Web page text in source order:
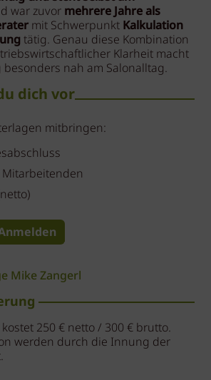
war zuvor mehrere Jahre als
mit Schwerpunkt Kalkulation
tätig. Genau diese Kombination
Klarheit macht
nah am Salonalltag.
dich vor
mitbringen:
Mike Zangerl
250 € netto / 300 € brutto.
werden durch die Innung der